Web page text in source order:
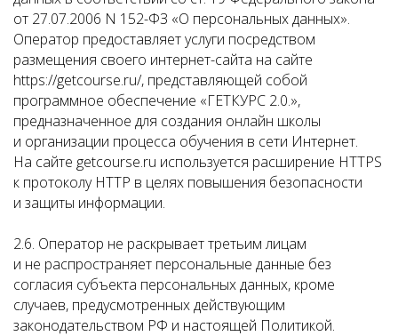
от 27.07.2006 N 152-ФЗ «О персональных данных».
Оператор предоставляет услуги посредством
размещения своего интернет-сайта на сайте
https://getcourse.ru/, представляющей собой
программное обеспечение «ГЕТКУРС 2.0.»,
предназначенное для создания онлайн школы
и организации процесса обучения в сети Интернет.
На сайте getcourse.ru используется расширение HTTPS
к протоколу HTTP в целях повышения безопасности
и защиты информации.
2.6. Оператор не раскрывает третьим лицам
и не распространяет персональные данные без
согласия субъекта персональных данных, кроме
случаев, предусмотренных действующим
законодательством РФ и настоящей Политикой.